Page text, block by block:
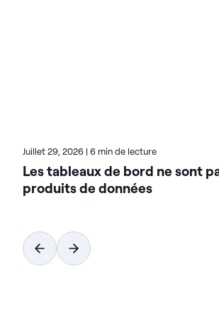
Juillet 29, 2026 | 6 min de lecture
Les tableaux de bord ne sont
produits de données